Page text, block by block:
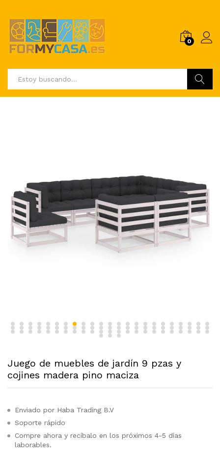
0
Juego de muebles de jardín 9 pzas y
cojines madera pino maciza
Enviado por Haba Trading B.V
Soporte rápido
Compre ahora y recíbalo en los próximos 4-5 días
laborables.